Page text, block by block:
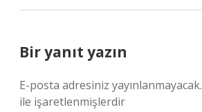
Bir yanıt yazın
E-posta adresiniz yayınlanmayacak.
ile işaretlenmişlerdir